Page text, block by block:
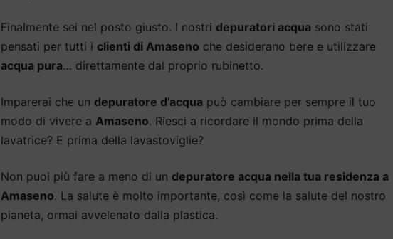
Finalmente sei nel posto giusto. I nostri depuratori acqua sono stati
pensati per tutti i clienti di Amaseno che desiderano bere e utilizzare
acqua pura… direttamente dal proprio rubinetto.
Imparerai che un depuratore d’acqua può cambiare per sempre il tuo
modo di vivere a Amaseno. Riesci a ricordare il mondo prima della
lavatrice? E prima della lavastoviglie?
Non puoi più fare a meno di un depuratore acqua nella tua residenza a
Amaseno. La salute è molto importante, così come la salute del nostro
pianeta, ormai avvelenato dalla plastica.